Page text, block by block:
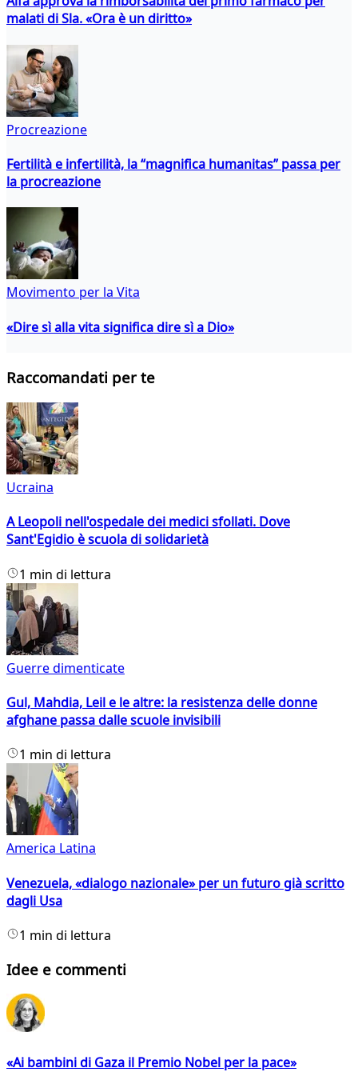
malati di Sla. «Ora è un diritto»
Procreazione
Fertilità e infertilità, la “magnifica humanitas” passa per
la procreazione
Movimento per la Vita
«Dire sì alla vita significa dire sì a Dio»
Raccomandati per te
Ucraina
A Leopoli nell'ospedale dei medici sfollati. Dove
Sant'Egidio è scuola di solidarietà
1 min di lettura
Guerre dimenticate
Gul, Mahdia, Leil e le altre: la resistenza delle donne
afghane passa dalle scuole invisibili
1 min di lettura
America Latina
Venezuela, «dialogo nazionale» per un futuro già scritto
dagli Usa
1 min di lettura
Idee e commenti
«Ai bambini di Gaza il Premio Nobel per la pace»